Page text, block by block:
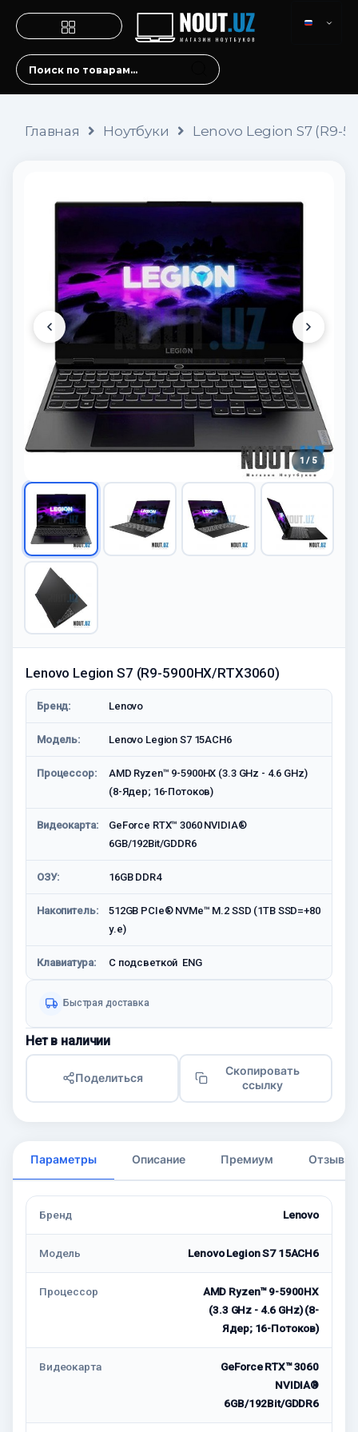
Главная Ноутбуки Lenovo Legion S7 (R9-
1 / 5
Lenovo Legion S7 (R9-5900HX/RTX3060)
Бренд: Lenovo
Модель: Lenovo Legion S7 15ACH6
Процессор:
AMD Ryzen™ 9-5900HX (3.3 GHz - 4.6 GHz)
(8-Ядер; 16-Потоков)
Видеокарта:
GeForce RTX™ 3060 NVIDIA®
6GB/192Bit/GDDR6
ОЗУ: 16GB DDR4
Накопитель:
512GB PCIe® NVMe™ M.2 SSD (1TB SSD=+80
у.е)
Клавиатура: С подсветкой ENG
Быстрая доставка
Нет в наличии
Поделиться
Скопировать
ссылку
Параметры Описание Премиум Отзывы
Бренд Lenovo
Модель Lenovo Legion S7 15ACH6
Процессор
AMD Ryzen™ 9-5900HX
(3.3 GHz - 4.6 GHz) (8-
Ядер; 16-Потоков)
Видеокарта
GeForce RTX™ 3060
NVIDIA®
6GB/192Bit/GDDR6